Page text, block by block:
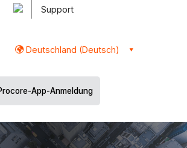
Support
Deutschland (Deutsch)
App-Anmeldung